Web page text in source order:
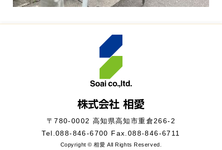
〒780-0002 高知県高知市重倉266-2
Tel. 088-846-6700 Fax.088-846-6711
Copyright © 相愛 All Rights Reserved.